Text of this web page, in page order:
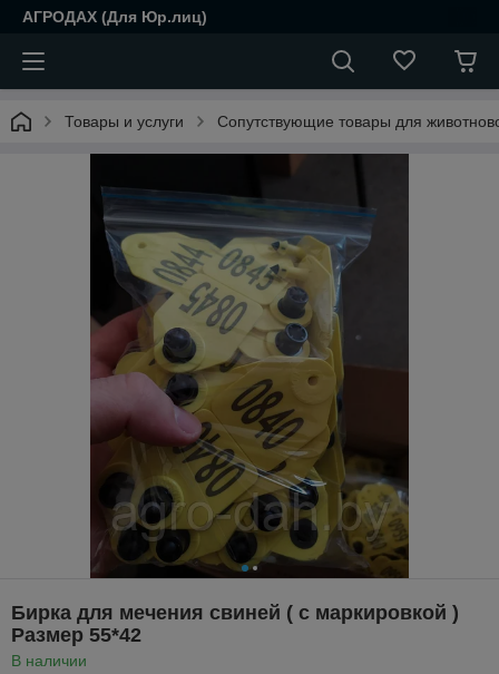
АГРОДАХ (Для Юр.лиц)
Товары и услуги Сопутствующие товары для
Бирка для мечения свиней ( с маркировкой )
Размер 55*42
В наличии